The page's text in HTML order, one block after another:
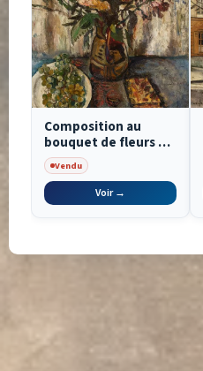
Composition au
bouquet de fleurs et
aux raisins
Vendu
Voir →